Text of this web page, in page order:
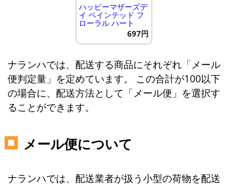
ハッピーマザーズデ
イ ペインテッド フ
ローラル ハート
697円
ナランハでは、配送する商品にそれぞれ「メール
便判定量」を定めています。 この合計が100以下
の場合に、配送方法として「メール便」を選択す
ることができます。
メール便について
ナランハでは、配送業者が扱う小型の荷物を配送